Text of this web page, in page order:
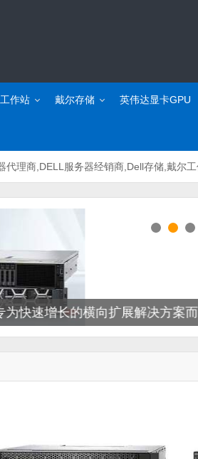
作站 戴尔存储 英伟达显卡GPU
理商,DELL服务器经销商,Dell存储,戴尔
快速增长的横向扩展解决方案